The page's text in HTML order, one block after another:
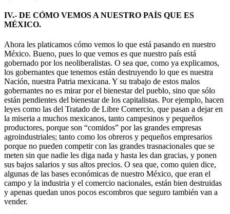
IV.- DE CÓMO VEMOS A NUESTRO PAÍS QUE ES
MÉXICO.
Ahora les platicamos cómo vemos lo que está pasando en nuestro
México. Bueno, pues lo que vemos es que nuestro país está
gobernado por los neoliberalistas. O sea que, como ya explicamos,
los gobernantes que tenemos están destruyendo lo que es nuestra
Nación, nuestra Patria mexicana. Y su trabajo de estos malos
gobernantes no es mirar por el bienestar del pueblo, sino que sólo
están pendientes del bienestar de los capitalistas. Por ejemplo, hacen
leyes como las del Tratado de Libre Comercio, que pasan a dejar en
la miseria a muchos mexicanos, tanto campesinos y pequeños
productores, porque son “comidos” por las grandes empresas
agroindustriales; tanto como los obreros y pequeños empresarios
porque no pueden competir con las grandes trasnacionales que se
meten sin que nadie les diga nada y hasta les dan gracias, y ponen
sus bajos salarios y sus altos precios. O sea que, como quien dice,
algunas de las bases económicas de nuestro México, que eran el
campo y la industria y el comercio nacionales, están bien destruidas
y apenas quedan unos pocos escombros que seguro también van a
vender.